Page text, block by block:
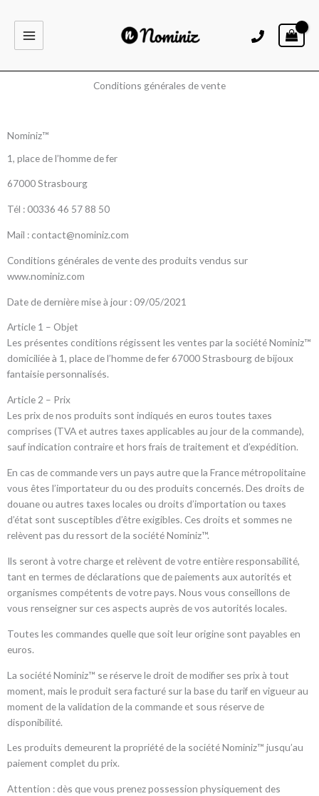
contenu
Conditions générales de vente
Nominiz™
1, place de l’homme de fer
67000 Strasbourg
Tél : 00336 46 57 88 50
Mail : contact@nominiz.com
Conditions générales de vente des produits vendus sur
www.nominiz.com
Date de dernière mise à jour : 09/05/2021
Article 1 – Objet
Les présentes conditions régissent les ventes par la société Nominiz™
domiciliée à 1, place de l’homme de fer 67000 Strasbourg de bijoux
fantaisie personnalisés.
Article 2 – Prix
Les prix de nos produits sont indiqués en euros toutes taxes
comprises (TVA et autres taxes applicables au jour de la commande),
sauf indication contraire et hors frais de traitement et d’expédition.
En cas de commande vers un pays autre que la France métropolitaine
vous êtes l’importateur du ou des produits concernés. Des droits de
douane ou autres taxes locales ou droits d’importation ou taxes
d’état sont susceptibles d’être exigibles. Ces droits et sommes ne
relèvent pas du ressort de la société Nominiz™.
Ils seront à votre charge et relèvent de votre entière responsabilité,
tant en termes de déclarations que de paiements aux autorités et
organismes compétents de votre pays. Nous vous conseillons de
vous renseigner sur ces aspects auprès de vos autorités locales.
Toutes les commandes quelle que soit leur origine sont payables en
euros.
La société Nominiz™ se réserve le droit de modifier ses prix à tout
moment, mais le produit sera facturé sur la base du tarif en vigueur au
moment de la validation de la commande et sous réserve de
disponibilité.
Les produits demeurent la propriété de la société Nominiz™ jusqu’au
paiement complet du prix.
Attention : dès que vous prenez possession physiquement des